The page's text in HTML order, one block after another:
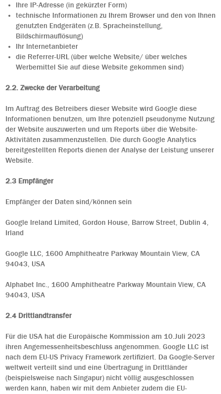
Ihre IP-Adresse (in gekürzter Form)
technische Informationen zu Ihrem Browser und den von Ihnen
genutzten Endgeräten (z.B. Spracheinstellung,
Bildschirmauflösung)
Ihr Internetanbieter
die Referrer-URL (über welche Website/ über welches
Werbemittel Sie auf diese Website gekommen sind)
2.2. Zwecke der Verarbeitung
Im Auftrag des Betreibers dieser Website wird Google diese
Informationen benutzen, um Ihre potenziell pseudonyme Nutzung
der Website auszuwerten und um Reports über die Website-
Aktivitäten zusammenzustellen. Die durch Google Analytics
bereitgestellten Reports dienen der Analyse der Leistung unserer
Website.
2.3 Empfänger
Empfänger der Daten sind/können sein
Google Ireland Limited, Gordon House, Barrow Street, Dublin 4,
Irland
Google LLC, 1600 Amphitheatre Parkway Mountain View, CA
94043, USA
Alphabet Inc., 1600 Amphitheatre Parkway Mountain View, CA
94043, USA
2.4 Drittlandtransfer
Für die USA hat die Europäische Kommission am 10.Juli 2023
ihren Angemessenheitsbeschluss angenommen. Google LLC ist
nach dem EU-US Privacy Framework zertifiziert. Da Google-Server
weltweit verteilt sind und eine Übertragung in Drittländer
(beispielsweise nach Singapur) nicht völlig ausgeschlossen
werden kann, haben wir mit dem Anbieter zudem die EU-